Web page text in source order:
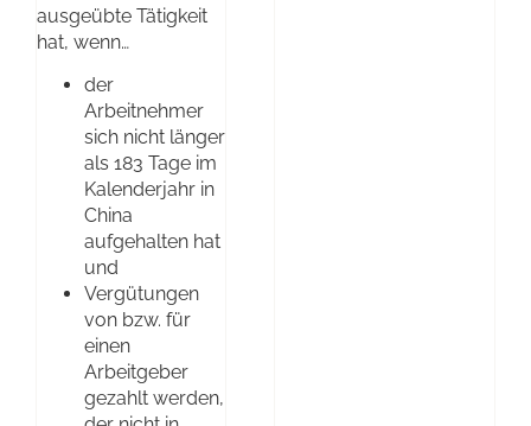
ausgeübte Tätigkeit
hat, wenn…
der
Arbeitnehmer
sich nicht länger
als 183 Tage im
Kalenderjahr in
China
aufgehalten hat
und
Vergütungen
von bzw. für
einen
Arbeitgeber
gezahlt werden,